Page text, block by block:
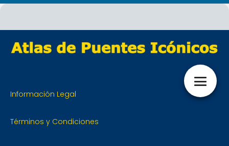
Información Legal
Términos y Condiciones